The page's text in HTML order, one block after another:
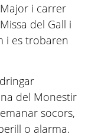
i carrer
del Gall i
i es trobaren
del Monestir
socors,
o alarma.